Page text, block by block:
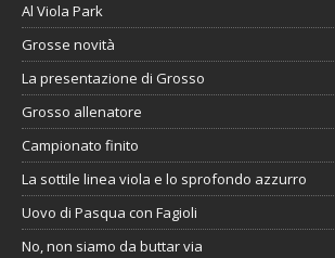
Al Viola Park
Grosse novità
La presentazione di Grosso
Grosso allenatore
Campionato finito
La sottile linea viola e lo sprofondo azzurro
Uovo di Pasqua con Fagioli
No, non siamo da buttar via